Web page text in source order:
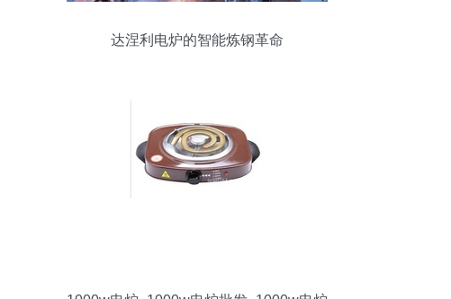
达涅利电炉的智能炼钢革命